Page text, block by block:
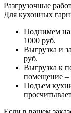
Разгрузочные
Для кухонных
Поднимем на
1000 руб.
Выгрузка и
руб.
Выгрузка к
помещение –
Подъем